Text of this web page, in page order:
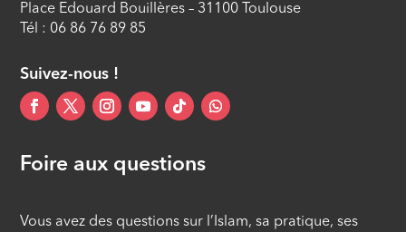
Place Edouard Bouillères – 31100 Toulouse
Tél : 06 86 76 89 85
Suivez-nous !
Foire aux questions
Vous avez des questions sur l’Islam, sa pratique, ses